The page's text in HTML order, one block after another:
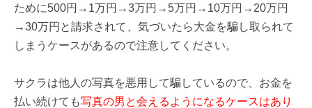
ために500円→1万円→3万円→5万円→10万円→20万円
→30万円と請求されて、気づいたら大金を騙し取られて
しまうケースがあるので注意してください。
サクラは他人の写真を悪用して騙しているので、お金を
払い続けても写真の男と会えるようになるケースはあり